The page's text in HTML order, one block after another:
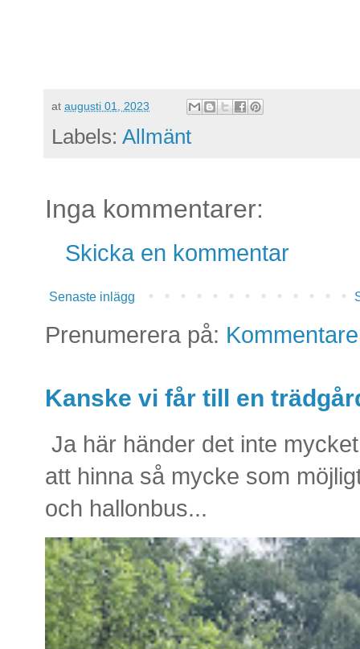
at augusti 01, 2023
Labels: Allmänt
Inga kommentarer:
Skicka en kommentar
Senaste inlägg
Prenumerera på:
Kanske vi får till en
Ja här händer det inte
att hinna så mycke som
och hallonbus...